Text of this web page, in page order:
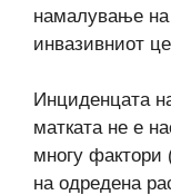
намалување
инвазивниот
Инциденцата
матката не е
многу фактори
на одредена